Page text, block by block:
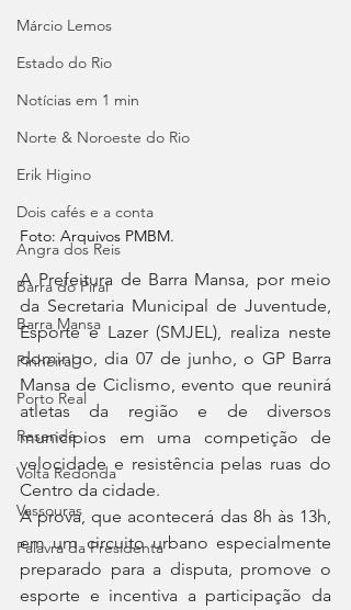
Márcio Lemos
Estado do Rio
Notícias em 1 min
Norte & Noroeste do Rio
Erik Higino
Dois cafés e a conta
Angra dos Reis
Barra do Piraí
Barra Mansa
Pinheiral
Porto Real
Resende
Volta Redonda
Vassouras
Palavra da Presidenta
Foto: Arquivos PMBM.
A Prefeitura de Barra Mansa, por meio
da Secretaria Municipal de Juventude,
Esporte e Lazer (SMJEL), realiza neste
domingo, dia 07 de junho, o GP Barra
Mansa de Ciclismo, evento que reunirá
atletas da região e de diversos
municípios em uma competição de
velocidade e resistência pelas ruas do
Centro da cidade.
A prova, que acontecerá das 8h às 13h,
em um circuito urbano especialmente
preparado para a disputa, promove o
esporte e incentiva a participação da